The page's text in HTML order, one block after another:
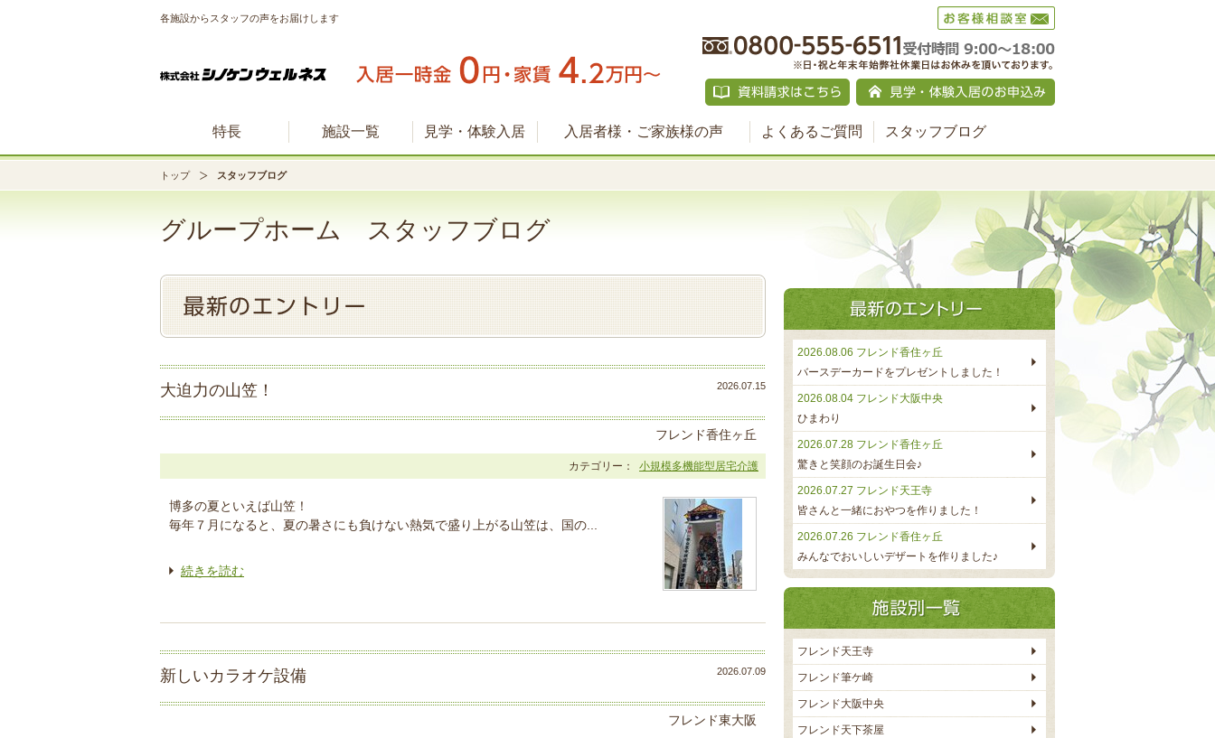
各施設からスタッフの声をお届けします
特長 施設一覧 見学・体験入居 入居者様・ご家族様の声 よくあるご質問 スタッフブログ
トップ スタッフブログ
グループホーム スタッフブログ
2026.07.15
大迫力の山笠！
フレンド香住ヶ丘
カテゴリー： 小規模多機能型居宅介護
博多の夏といえば山笠！
毎年７月になると、夏の暑さにも負けない熱気で盛り上がる山笠は、国の...
続きを読む
2026.07.09
新しいカラオケ設備
フレンド東大阪
2026.08.06 フレンド香住ヶ丘
バースデーカードをプレゼントしました！
2026.08.04 フレンド大阪中央
ひまわり
2026.07.28 フレンド香住ヶ丘
驚きと笑顔のお誕生日会♪
2026.07.27 フレンド天王寺
皆さんと一緒におやつを作りました！
2026.07.26 フレンド香住ヶ丘
みんなでおいしいデザートを作りました♪
フレンド天王寺
フレンド筆ケ崎
フレンド大阪中央
フレンド天下茶屋